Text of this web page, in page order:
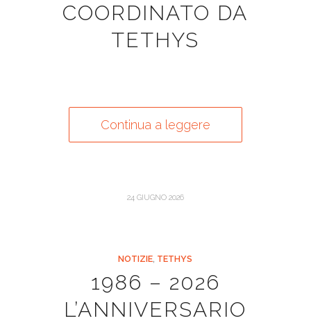
COORDINATO DA
TETHYS
Continua a leggere
24 GIUGNO 2026
NOTIZIE, TETHYS
1986 – 2026
L’ANNIVERSARIO